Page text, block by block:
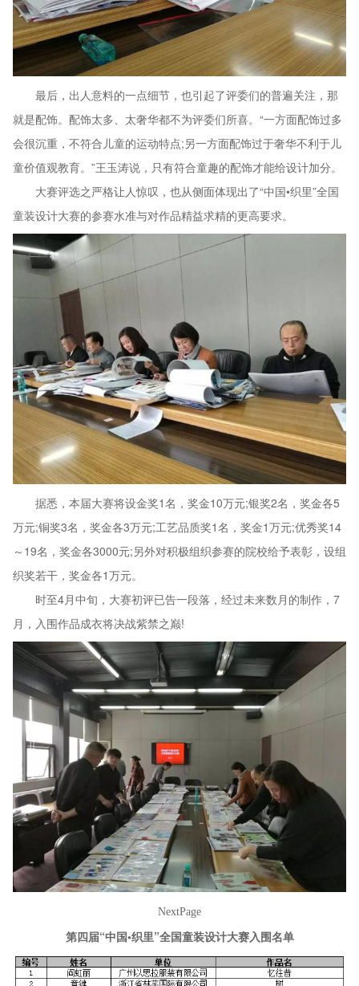
最后，出人意料的一点细节，也引起了评委们的普遍关注，那
就是配饰。配饰太多、太奢华都不为评委们所喜。“一方面配饰过多
会很沉重，不符合儿童的运动特点;另一方面配饰过于奢华不利于儿
童价值观教育。”王玉涛说，只有符合童趣的配饰才能给设计加分。
大赛评选之严格让人惊叹，也从侧面体现出了“中国•织里”全国
童装设计大赛的参赛水准与对作品精益求精的更高要求。
据悉，本届大赛将设金奖1名，奖金10万元;银奖2名，奖金各5
万元;铜奖3名，奖金各3万元;工艺品质奖1名，奖金1万元;优秀奖14
～19名，奖金各3000元;另外对积极组织参赛的院校给予表彰，设组
织奖若干，奖金各1万元。
时至4月中旬，大赛初评已告一段落，经过未来数月的制作，7
月，入围作品成衣将决战紫禁之巅!
NextPage
第四届“中国•织里”全国童装设计大赛入围名单